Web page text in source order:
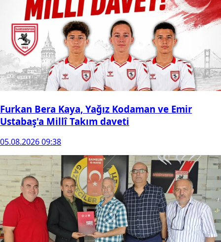
Furkan Bera Kaya, Yağız Kodaman ve Emir
Ustabaş'a Millî Takım daveti
05.08.2026 09:38